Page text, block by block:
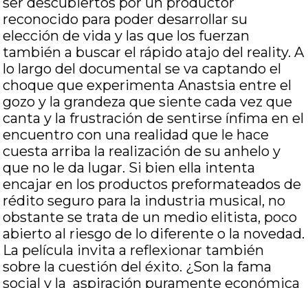
reconocido para poder desarrollar su
elección de vida y las que los fuerzan
también a buscar el rápido atajo del reality. A
lo largo del documental se va captando el
choque que experimenta Anastsia entre el
gozo y la grandeza que siente cada vez que
canta y la frustración de sentirse ínfima en el
encuentro con una realidad que le hace
cuesta arriba la realización de su anhelo y
que no le da lugar. Si bien ella intenta
encajar en los productos preformateados de
rédito seguro para la industria musical, no
obstante se trata de un medio elitista, poco
abierto al riesgo de lo diferente o la novedad.
La película invita a reflexionar también
sobre la cuestión del éxito. ¿Son la fama
social y la aspiración puramente económica